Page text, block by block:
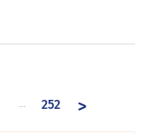
… 252 >